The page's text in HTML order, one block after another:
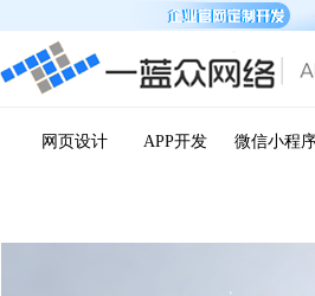
网页设计 APP开发 微信小程